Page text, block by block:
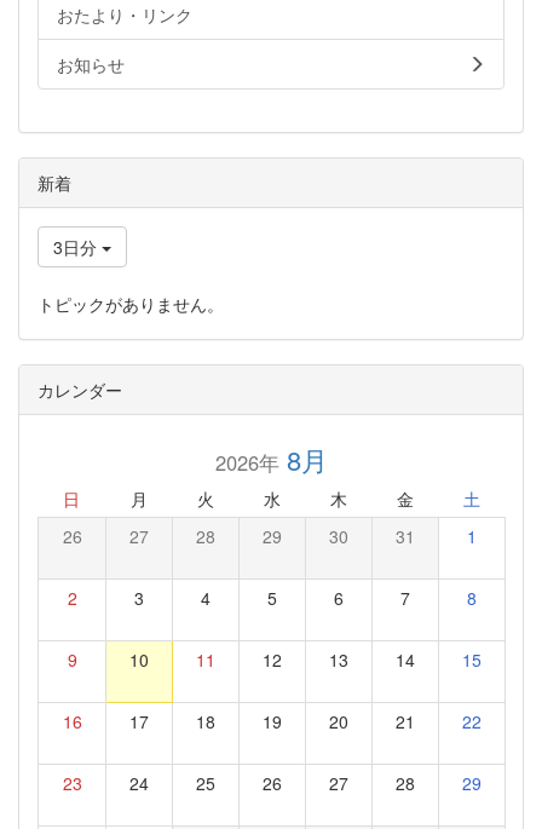
おたより・リンク
お知らせ
新着
3日分
トピックがありません。
カレンダー
2026年8月
日 月 火 水 木 金 土
26 27 28 29 30 31 1
2 3 4 5 6 7 8
9 10 11 12 13 14 15
16 17 18 19 20 21 22
23 24 25 26 27 28 29